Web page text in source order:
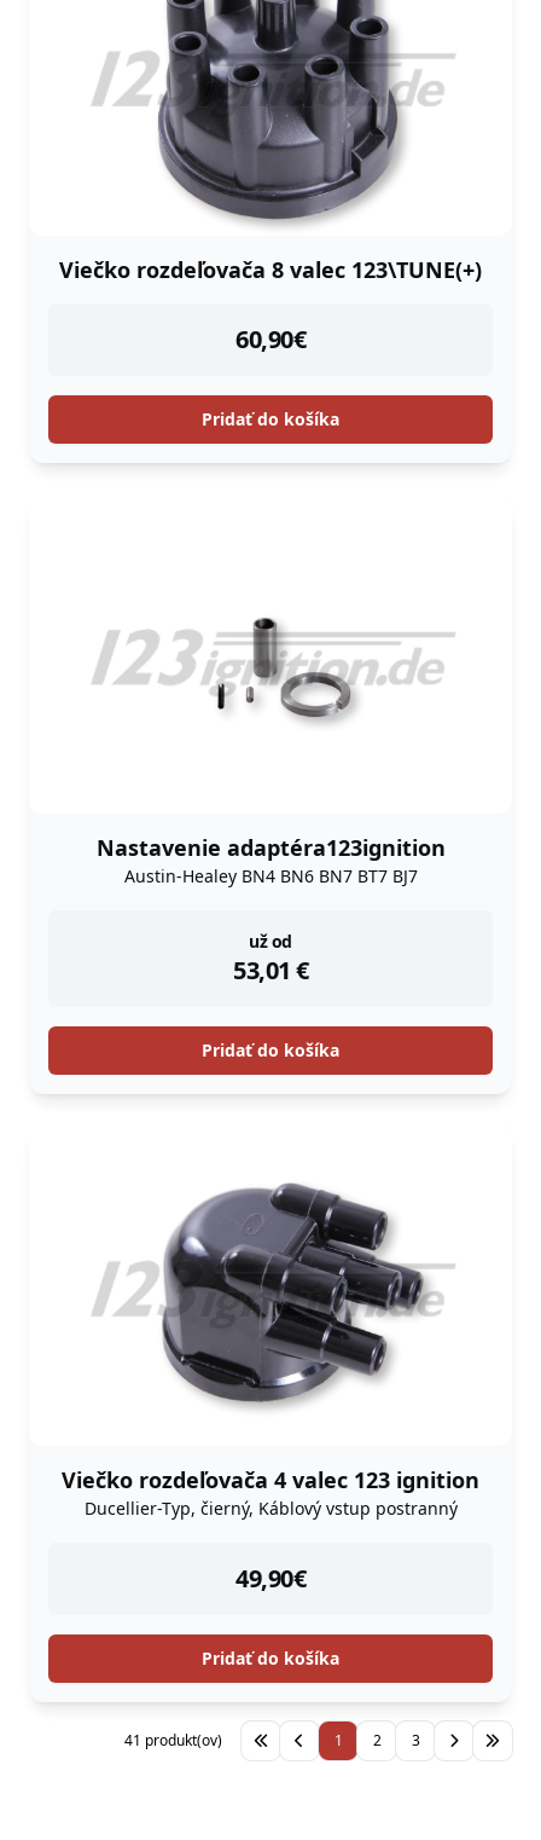
Viečko rozdeľovača 8 valec 123\TUNE(+)
60,90€
instock
Pridať do košíka
Nastavenie adaptéra123ignition
Austin-Healey BN4 BN6 BN7 BT7 BJ7
už od
53,01 €
instock
Pridať do košíka
Viečko rozdeľovača 4 valec 123 ignition
Ducellier-Typ, čierný, Káblový vstup postranný
49,90€
instock
Pridať do košíka
1 2 3
41 produkt(ov)